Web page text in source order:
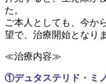
た。
ご本人としても、今か
望で、治療開始となり
≪治療内容≫
①デュタステリド・ミ